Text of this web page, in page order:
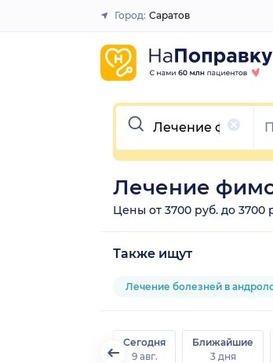
Закрыть
Город: Саратов
Очистить
Лечение
Цены от 3700 руб. до 3700
Также ищут
Лечение болезней в
Сегодня
9 авг.
Ближайшие
3 дня